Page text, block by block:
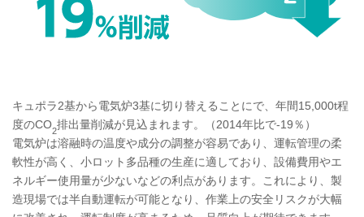
キュポラ2基から電気炉3基に切り替えることにで、年間15,000t程
度のCO2排出量削減が見込まれます。（2014年比で-19％）
電気炉は溶融時の温度や成分の調整が容易であり、運転管理の柔
軟性が高く、小ロット多品種の生産に適しており、設備費用やエ
ネルギー使用量が少ないなどの利点があります。これにより、製
造現場では半自動運転が可能となり、作業上の安全リスクが大幅